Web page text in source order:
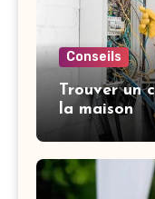
Conseils
Trouver un
la maison